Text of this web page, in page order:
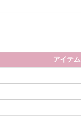
アイテム